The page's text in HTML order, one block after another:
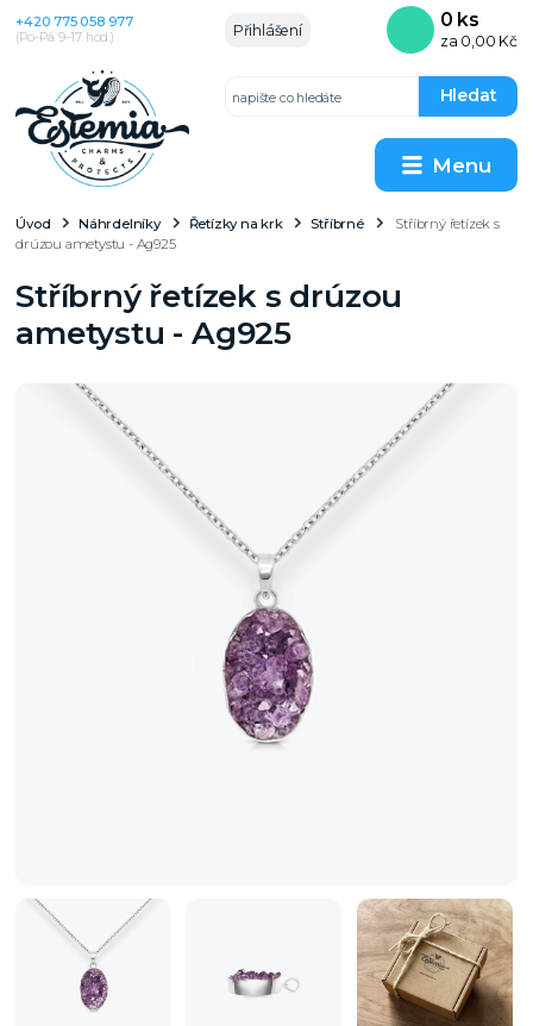
Menu
Přihlášení
Hledat
+420 775 058 977
(Po–Pá 9–17 hod.)
0 ks
za 0,00 Kč
Úvod Náhrdelníky Řetízky na krk Stříbrné
Stříbrný řetízek s
drúzou ametystu - Ag925
Stříbrný řetízek s drúzou
ametystu - Ag925